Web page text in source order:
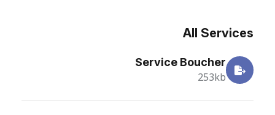
All Services
Service Boucher
253kb